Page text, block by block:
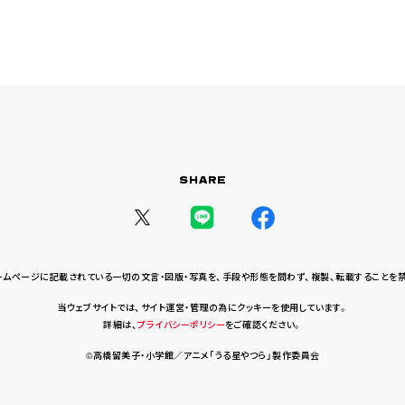
SHARE
ページに記載されている一切の文言・図版・写真を、 手段や形態を問わず、複製、転載することを禁
当ウェブサイトでは、サイト運営・管理の為にクッキーを使用しています。
詳細は、プライバシーポリシーをご確認ください。
©高橋留美子・小学館／アニメ「うる星やつら」製作委員会